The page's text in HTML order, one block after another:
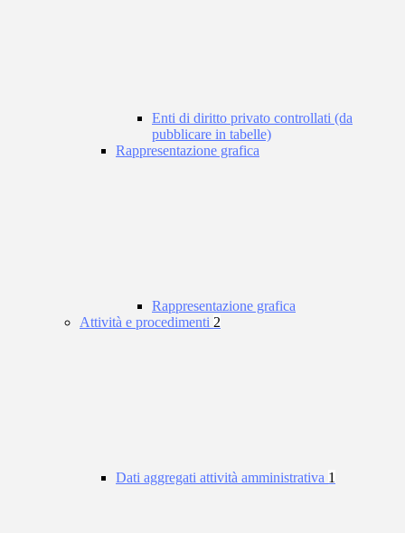
Enti di diritto privato controllati (da
pubblicare in tabelle)
Rappresentazione grafica
Rappresentazione grafica
Attività e procedimenti 2
Dati aggregati attività amministrativa 1